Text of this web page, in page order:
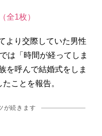
全1枚）
より交際していた男性
は「時間が経ってしま
を呼んで結婚式をしま
ことを報告。
が続きます